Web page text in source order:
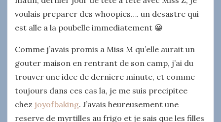
voulais preparer des whoopies…. un desastre qui
est alle a la poubelle immediatement 😀
Comme j’avais promis a Miss M qu’elle aurait un
gouter maison en rentrant de son camp, j’ai du
trouver une idee de derniere minute, et comme
toujours dans ces cas la, je me suis precipitee
chez joyofbaking. J’avais heureusement une
reserve de myrtilles au frigo et je sais que les filles